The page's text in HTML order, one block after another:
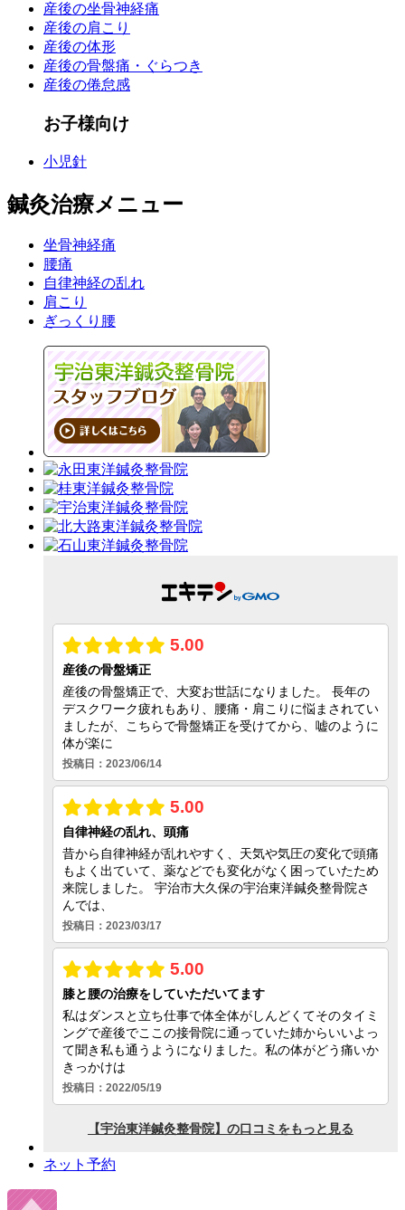
産後の坐骨神経痛
産後の肩こり
産後の体形
産後の骨盤痛・ぐらつき
産後の倦怠感
お子様向け
小児針
鍼灸治療メニュー
坐骨神経痛
腰痛
自律神経の乱れ
肩こり
ぎっくり腰
ネット予約